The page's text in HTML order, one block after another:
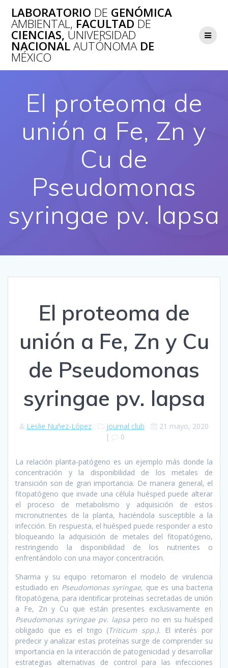
al
contenido
LABORATORIO DE GENÓMICA
AMBIENTAL, FACULTAD DE
CIENCIAS, UNIVERSIDAD
NACIONALAUTÓNOMADE
MÉXICO
El proteoma de
unión a Fe, Zn y
Cu de
Pseudomonas
syringae pv. lapsa
El proteoma de
unión a Fe, Zn y Cu
de Pseudomonas
syringae pv. lapsa
Leslie Nuñez-López journal club
21 mayo, 2020
|
0
La relación planta-patógeno es un ejemplo más donde la
concentración y la disponibilidad de los metales de
transición son de gran importancia. De manera general, el
fitopatógeno que invade una célula huésped puede alterar
el proceso de metabolismo y adquisición de estos
micronutrientes de la planta, haciéndola susceptible a la
infección. En respuesta, el huésped puede responder a esto
bloqueando la adquisición de metales del fitopatógeno,
restringiendo la disponibilidad de los nutrientes o
enfrentándolo con una mayor concentración.
Sharma y su equipo retomaron el modelo de virulencia
estudiado en Pseudomonas syringae, que es una bacteria
fitopatógena, para identificar proteínas secretadas de unión
a Fe, Zn y Cu que están presentes exclusivamente en
Pseudomonas syringae pv. lapsa pero no en su huésped
obligado que es el trigo (Triticum spp.). El interés por
predecir y analizar estas proteínas surge de comprender su
importancia en la interacción de patogenicidad y desarrollar
estrategias alternativas de control para las infecciones